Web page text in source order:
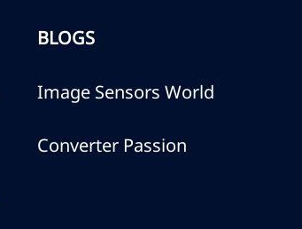
BLOGS
Image Sensors World
Converter Passion